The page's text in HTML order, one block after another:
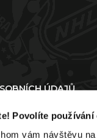
Povolíte
vám návštěvu
ÚDAJŮ
COOKIES